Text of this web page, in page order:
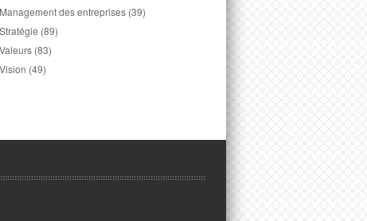
Management des entreprises (39)
Stratégie (89)
Valeurs (83)
Vision (49)